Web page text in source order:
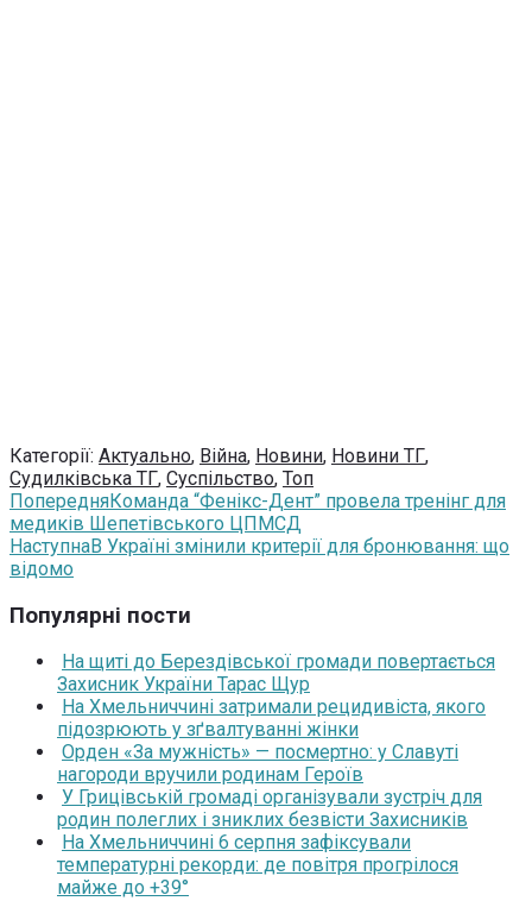
Категорії: Актуально, Війна, Новини, Новини ТГ,
Судилківська ТГ, Суспільство, Топ
ПопередняКоманда “Фенікс-Дент” провела тренінг для
медиків Шепетівського ЦПМСД
НаступнаВ Україні змінили критерії для бронювання: що
відомо
Популярні пости
На щиті до Берездівської громади повертається
Захисник України Тарас Щур
На Хмельниччині затримали рецидивіста, якого
підозрюють у зґвалтуванні жінки
Орден «За мужність» — посмертно: у Славуті
нагороди вручили родинам Героїв
У Грицівській громаді організували зустріч для
родин полеглих і зниклих безвісти Захисників
На Хмельниччині 6 серпня зафіксували
температурні рекорди: де повітря прогрілося
майже до +39°